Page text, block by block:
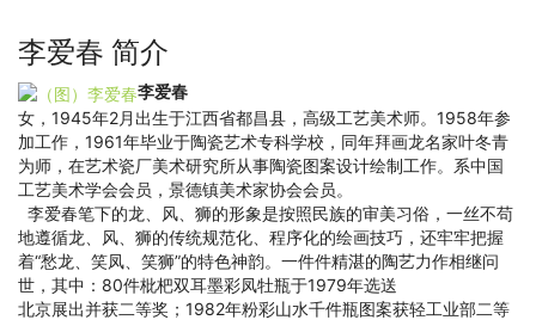
李爱春 简介
李爱春
女，1945年2月出生于江西省都昌县，高级工艺美术师。1958年参
加工作，1961年毕业于陶瓷艺术专科学校，同年拜画龙名家叶冬青
为师，在艺术瓷厂美术研究所从事陶瓷图案设计绘制工作。系中国
工艺美术学会会员，景德镇美术家协会会员。
李爱春笔下的龙、风、狮的形象是按照民族的审美习俗，一丝不苟
地遵循龙、风、狮的传统规范化、程序化的绘画技巧，还牢牢把握
着“愁龙、笑凤、笑狮”的特色神韵。一件件精湛的陶艺力作相继问
世，其中：80件枇杷双耳墨彩凤牡瓶于1979年选送
北京展出并获二等奖；1982年粉彩山水千件瓶图案获轻工业部二等